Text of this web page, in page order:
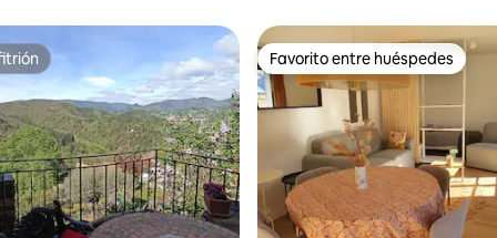
Favorito entre huéspedes
Favorito entre huéspedes